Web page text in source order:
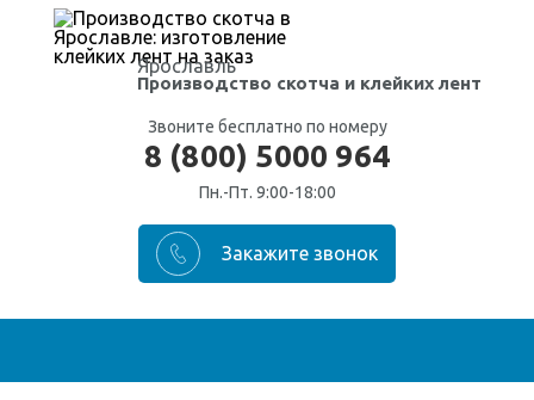
Ярославль
Производство скотча и клейких лент
Звоните бесплатно по номеру
8 (800) 5000 964
Пн.-Пт. 9:00-18:00